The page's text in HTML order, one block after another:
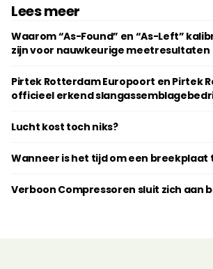
Lees meer
Waarom “As-Found” en “As-Left”
zijn voor nauwkeurige meetresultaten
Pirtek Rotterdam Europoort en Pirtek
officieel erkend
Lucht kost toch niks?
Wanneer is het tijd om een breekplaat
Verboon Compressoren sluit zich aan